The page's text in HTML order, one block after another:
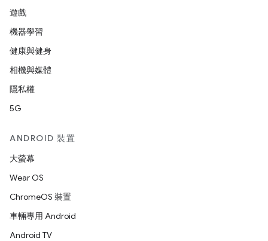
遊戲
機器學習
健康與健身
相機與媒體
隱私權
5G
ANDROID 裝置
大螢幕
Wear OS
ChromeOS 裝置
車輛專用 Android
Android TV